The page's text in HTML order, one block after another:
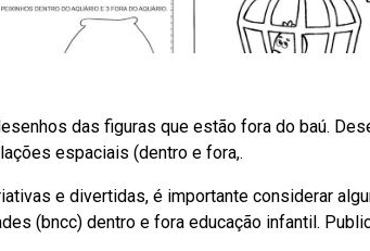
das figuras que estão fora do baú.
espaciais (dentro e fora,.
e divertidas, é importante considerar
(bncc) dentro e fora educação infantil.